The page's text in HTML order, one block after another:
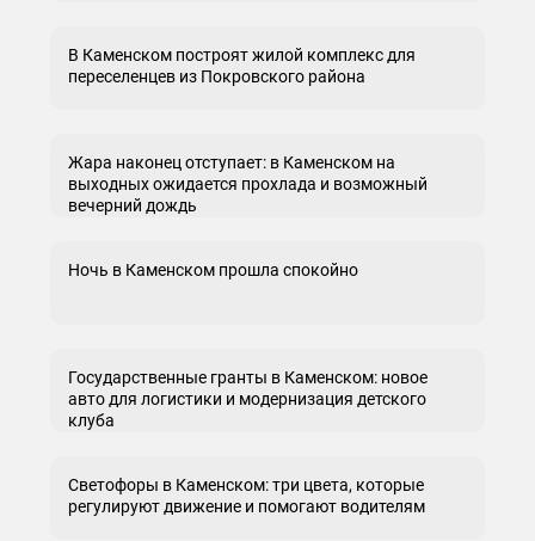
В Каменском построят жилой комплекс для
переселенцев из Покровского района
Жара наконец отступает: в Каменском на
выходных ожидается прохлада и возможный
вечерний дождь
Ночь в Каменском прошла спокойно
Государственные гранты в Каменском: новое
авто для логистики и модернизация детского
клуба
Светофоры в Каменском: три цвета, которые
регулируют движение и помогают водителям